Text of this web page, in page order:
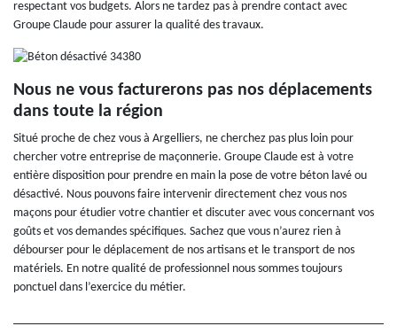
respectant vos budgets. Alors ne tardez pas à prendre contact avec
Groupe Claude pour assurer la qualité des travaux.
Nous ne vous facturerons pas nos déplacements
dans toute la région
Situé proche de chez vous à Argelliers, ne cherchez pas plus loin pour
chercher votre entreprise de maçonnerie. Groupe Claude est à votre
entière disposition pour prendre en main la pose de votre béton lavé ou
désactivé. Nous pouvons faire intervenir directement chez vous nos
maçons pour étudier votre chantier et discuter avec vous concernant vos
goûts et vos demandes spécifiques. Sachez que vous n’aurez rien à
débourser pour le déplacement de nos artisans et le transport de nos
matériels. En notre qualité de professionnel nous sommes toujours
ponctuel dans l’exercice du métier.